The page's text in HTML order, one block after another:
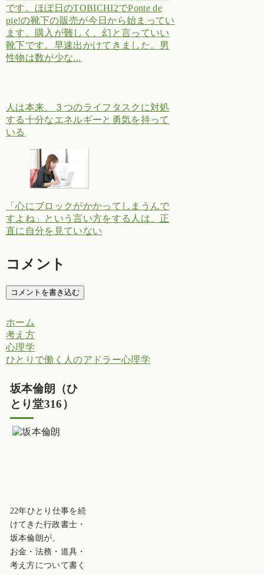
です。ほぼ日のTOBICHI2でPonte de
pie!の靴下の販売が今日から始まってい
ます。購入が難しく、幻と言っていい
靴下です。早速出かけてきました。男
性物は数が少な...
人は本来、３つのライフタスクに対処
する十分なエネルギーと勇気を持って
いる
「心にブロックがかかってしまうんで
すよね」という言い方をする人は、正
直に自分を見ていない
コメント
コメントを書き込む
ホーム
考え方
心理学
ひとりで働く人のアドラー心理学
坂本倫朗（ひ
とり堂316）
22年ひとり仕事を続
けてきた行政書士・
坂本倫朗が、
お金・法務・道具・
考え方について書く